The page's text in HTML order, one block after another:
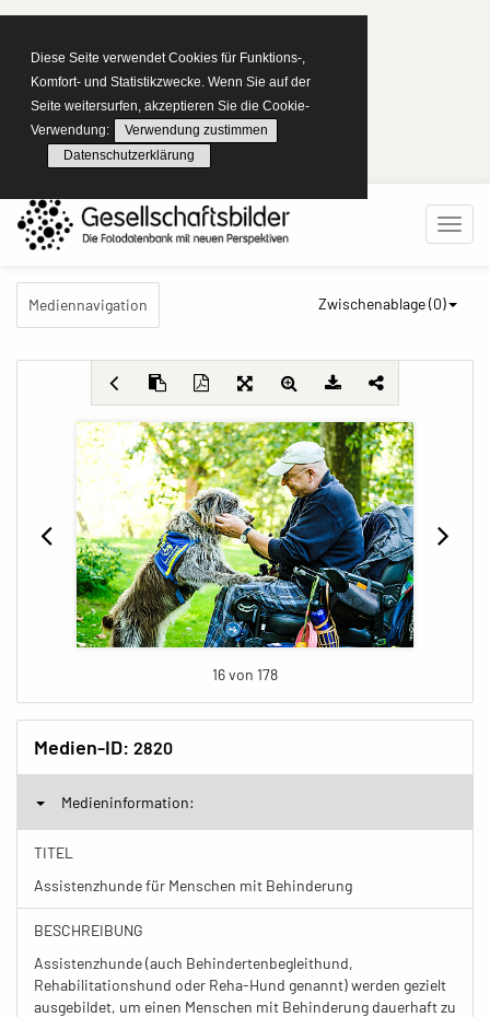
Diese Seite verwendet Cookies für Funktions-,
Komfort- und Statistikzwecke. Wenn Sie auf der
Seite weitersurfen, akzeptieren Sie die Cookie-
Verwendung:
Verwendung zustimmen
Datenschutzerklärung
Mediennavigation Zwischenablage (0)
16 von 178
Medien-ID: 2820
Medieninformation:
TITEL
Assistenzhunde für Menschen mit Behinderung
BESCHREIBUNG
Assistenzhunde (auch Behindertenbegleithund,
Rehabilitationshund oder Reha-Hund genannt) werden gezielt
ausgebildet, um einen Menschen mit Behinderung dauerhaft zu